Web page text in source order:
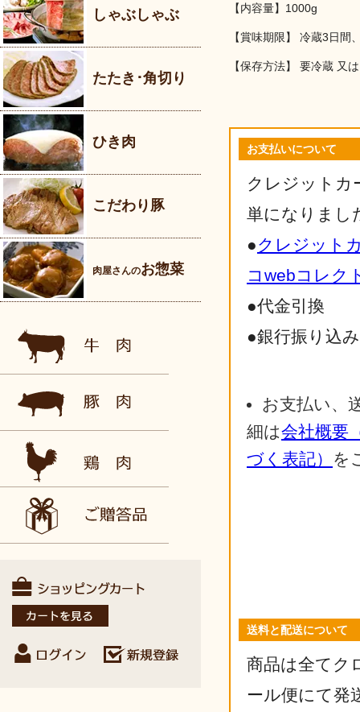
【内容量】1000g
【賞味期限】 冷蔵3日間
【保存方法】 要冷蔵 又
お支払いについて
クレジットカ
単になりまし
●クレジット
コwebコレク
●代金引換
●銀行振り込
お支払い、
細は会社概要
づく表記） を
送料と配送について
商品は全てク
ール便にて発
しゃぶしゃぶ
たたき･角切り
ひき肉
こだわり豚
肉屋さんのお惣菜